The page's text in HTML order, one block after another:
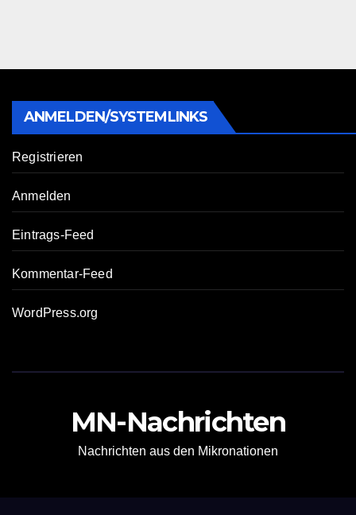
ANMELDEN/SYSTEMLINKS
Registrieren
Anmelden
Eintrags-Feed
Kommentar-Feed
WordPress.org
MN-Nachrichten
Nachrichten aus den Mikronationen